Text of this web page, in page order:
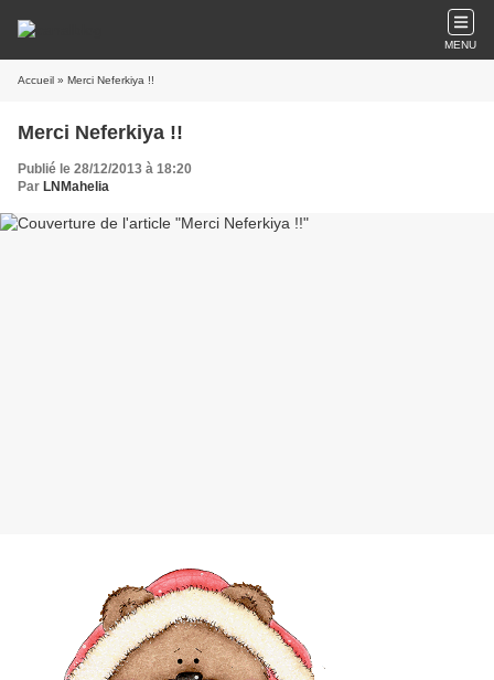
MENU
Accueil » Merci Neferkiya !!
Merci Neferkiya !!
Publié le 28/12/2013 à 18:20
Par LNMahelia